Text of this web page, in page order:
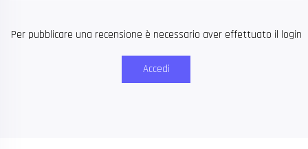
Per pubblicare una recensione è necessario aver effettuato il login
Accedi